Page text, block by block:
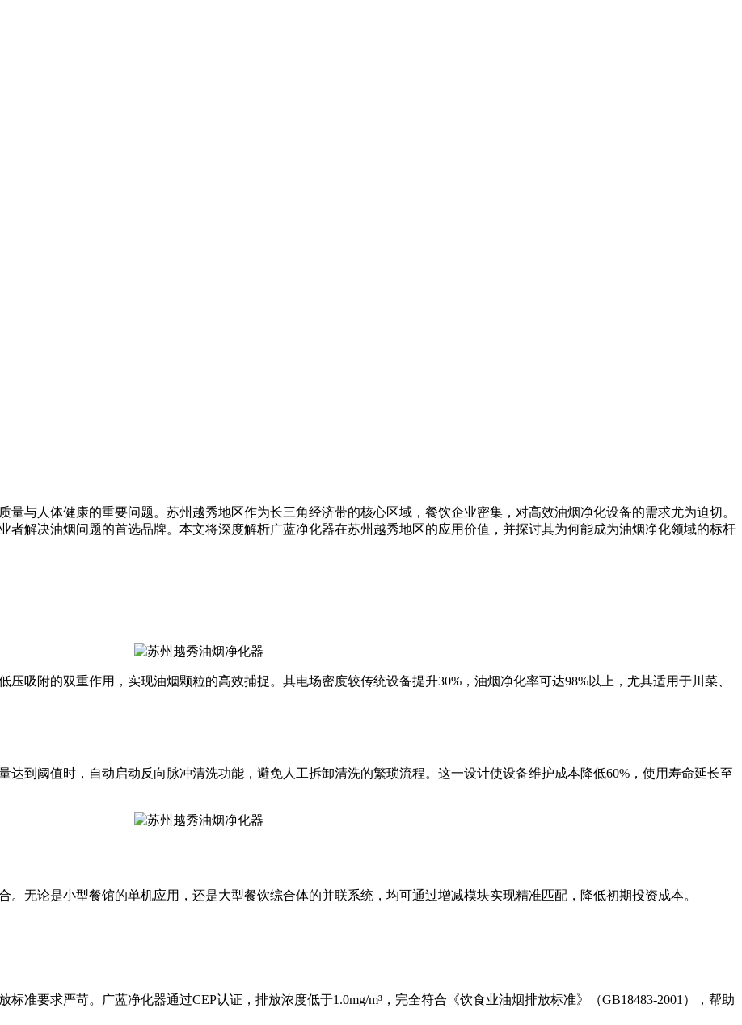
与人体健康的重要问题。苏州越秀地区作为长三角经济带的核心区域，餐饮企业密集，对高效油烟净化设备的需求尤为迫切。
者解决油烟问题的首选品牌。本文将深度解析广蓝净化器在苏州越秀地区的应用价值，并探讨其为何能成为油烟净化领域的标杆
吸附的双重作用，实现油烟颗粒的高效捕捉。其电场密度较传统设备提升30%，油烟净化率可达98%以上，尤其适用于川菜、
到阈值时，自动启动反向脉冲清洗功能，避免人工拆卸清洗的繁琐流程。这一设计使设备维护成本降低60%，使用寿命延长至
无论是小型餐馆的单机应用，还是大型餐饮综合体的并联系统，均可通过增减模块实现精准匹配，降低初期投资成本。
准要求严苛。广蓝净化器通过CEP认证，排放浓度低于1.0mg/m³，完全符合《饮食业油烟排放标准》（GB18483-2001），帮助